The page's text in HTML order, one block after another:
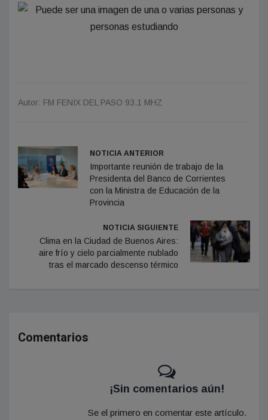
Autor: FM FENIX DEL PASO 93.1 MHZ
NOTICIA ANTERIOR
Importante reunión de trabajo de la
Presidenta del Banco de Corrientes
con la Ministra de Educación de la
Provincia
NOTICIA SIGUIENTE
Clima en la Ciudad de Buenos Aires:
aire frío y cielo parcialmente nublado
tras el marcado descenso térmico
Comentarios
¡Sin comentarios aún!
Se el primero en comentar este artículo.